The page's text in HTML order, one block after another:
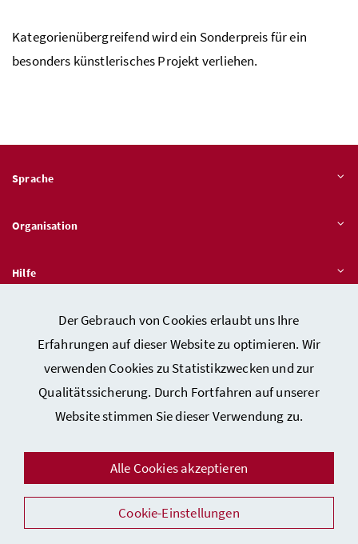
Der Gebrauch von Cookies erlaubt uns Ihre
Erfahrungen auf dieser Website zu optimieren. Wir
verwenden Cookies zu Statistikzwecken und zur
Qualitätssicherung. Durch Fortfahren auf unserer
Website stimmen Sie dieser Verwendung zu.
Alle Cookies akzeptieren
Cookie-Einstellungen
Kategorienübergreifend wird ein Sonderpreis für ein
besonders künstlerisches Projekt verliehen.
Sprache
Organisation
Hilfe
Quicklinks
Datenschutz
Sicherheit